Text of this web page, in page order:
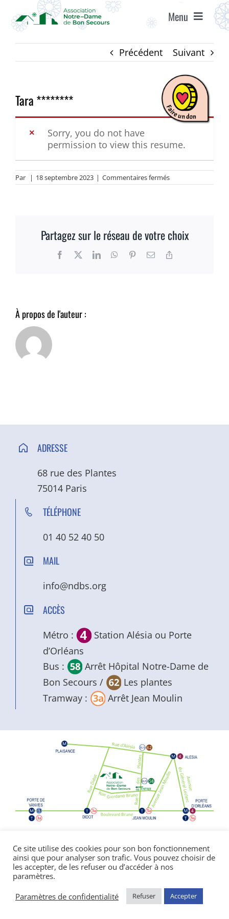
contenu
Menu
ACCUEIL
ÉTABLISSEMENTS
VIE ASSOCIATIVE
AGENDA
ACCÈS ET CONTACT
Précédent Suivant
Tara ********
Sorry, you do not have
permission to view this resume.
Par | 18 septembre 2023 | Commentaires ferméssur
Tara
Partagez sur le réseau de votre choix
Facebook LinkedInWhatsApp
PinterestEmail
À propos de l'auteur :
ADRESSE
68 rue des Plantes
75014 Paris
TÉLÉPHONE
01 40 52 40 50
MAIL
info@ndbs.org
ACCÈS
Métro :
Station Alésia ou Porte
d’Orléans
Bus :
Arrêt Hôpital Notre-Dame de
Bon Secours /
Les plantes
Tramway :
Arrêt Jean Moulin
Politique de confidentialité|Mentions
légales
© Copyright Notre Dame de Bon Secours
2026 | réalisé par l’
CDKIT
Ce site utilise des cookies pour son bon fonctionnement
ainsi que pour analyser son trafic. Vous pouvez choisir de
les accepter, de les refuser ou d’accéder à nos
paramètres.
Paramètres de confidentialité
Refuser Accepter